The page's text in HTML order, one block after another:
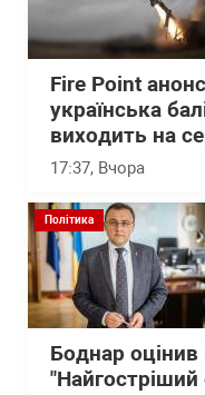
Fire Point
українська
виходить на
17:37, Вчора
Політика
Боднар